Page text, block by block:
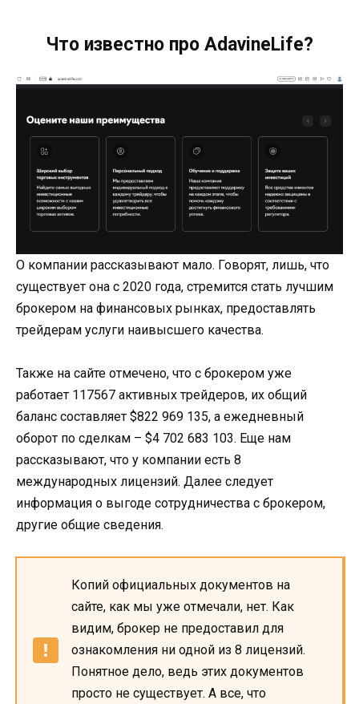
Что известно про AdavineLife?
О компании рассказывают мало. Говорят, лишь, что
существует она с 2020 года, стремится стать лучшим
брокером на финансовых рынках, предоставлять
трейдерам услуги наивысшего качества.
Также на сайте отмечено, что с брокером уже
работает 117567 активных трейдеров, их общий
баланс составляет $822 969 135, а ежедневный
оборот по сделкам – $4 702 683 103. Еще нам
рассказывают, что у компании есть 8
международных лицензий. Далее следует
информация о выгоде сотрудничества с брокером,
другие общие сведения.
Копий официальных документов на
сайте, как мы уже отмечали, нет. Как
видим, брокер не предоставил для
ознакомления ни одной из 8 лицензий.
Понятное дело, ведь этих документов
просто не существует. А все, что